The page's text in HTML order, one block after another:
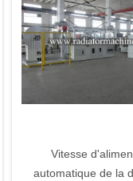
Vitesse
automatique de la